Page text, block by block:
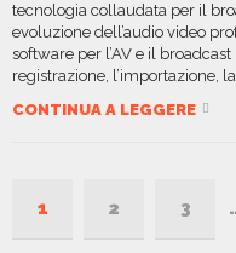
tecnologia collaudata per il
evoluzione dell’audio video
software per l’AV e il
registrazione, l’importazione,
CONTINUA A LEGGERE
1 2 3